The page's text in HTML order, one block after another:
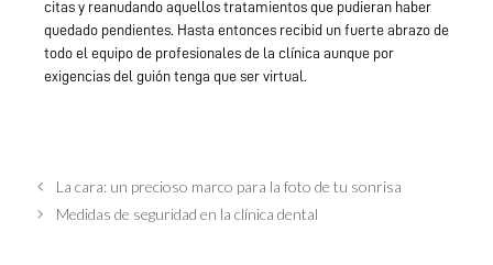
citas y reanudando aquellos tratamientos que pudieran haber
quedado pendientes. Hasta entonces recibid un fuerte abrazo de
todo el equipo de profesionales de la clínica aunque por
exigencias del guión tenga que ser virtual.
La cara: un precioso marco para la foto de tu sonrisa
Medidas de seguridad en la clínica dental